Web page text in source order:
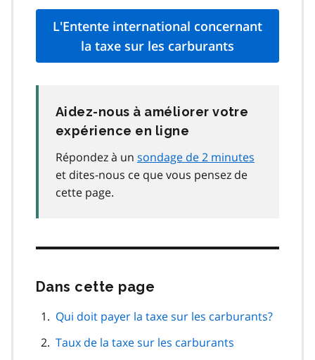
L'Entente international concernant
la taxe sur les carburants
Aidez-nous à améliorer votre
expérience en ligne
Répondez à un sondage de 2 minutes
et dites-nous ce que vous pensez de
cette page.
Dans cette page
navigation
page
Qui doit payer la taxe sur les carburants?
Taux de la taxe sur les carburants